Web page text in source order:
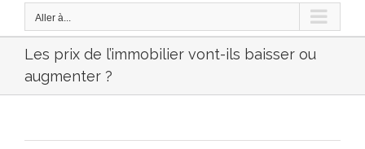
Aller à...
Les prix de l’immobilier vont-ils baisser ou
augmenter ?